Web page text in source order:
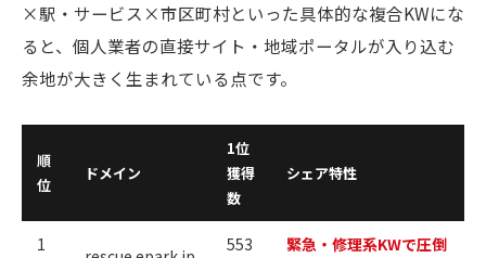
×駅・サービス×市区町村といった具体的な複合KWにな
ると、個人業者の直接サイト・地域ポータルが入り込む
余地が大きく生まれている点です。
順
位
ドメイン
1位
獲得
数
シェア特性
1
553
緊急・修理系KWで圧倒